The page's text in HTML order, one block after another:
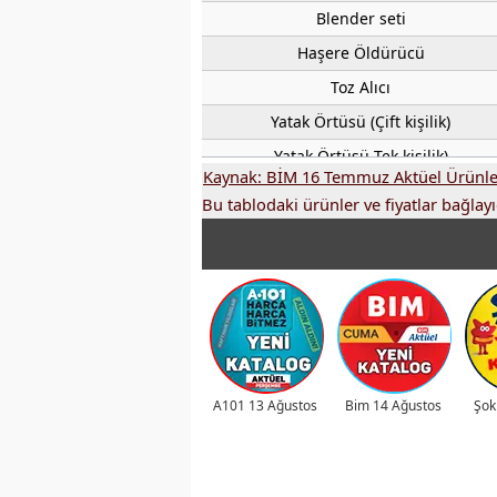
Blender seti
Haşere Öldürücü
Toz Alıcı
Yatak Örtüsü (Çift kişilik)
Yatak Örtüsü Tek kişilik)
Taşınabilir Şarj Aleti
Kapitone Yastık 19,90 TL
Yatak Alezi Çift Kişilik
Kaydırmaz Tabanlık
Raf Örtüsü
Bavul Organizeri
Kaynak: BİM 16 Temmuz Aktüel
Bu tablodaki ürünler ve fiyatlar
A101 13 Ağustos Bim 14 Ağustos